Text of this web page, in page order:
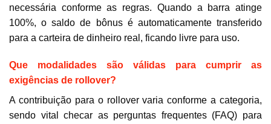
necessária conforme as regras. Quando a barra atinge
100%, o saldo de bônus é automaticamente transferido
para a carteira de dinheiro real, ficando livre para uso.
Que modalidades são válidas para cumprir as
exigências de rollover?
A contribuição para o rollover varia conforme a categoria,
sendo vital checar as perguntas frequentes (FAQ) para